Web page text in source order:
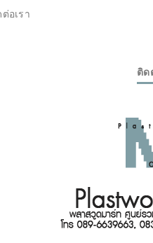
อเรา
ติด